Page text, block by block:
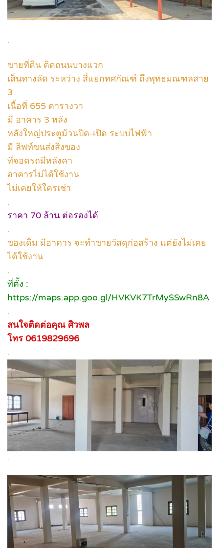
.
ขายที่ดิน ติดถนนบางแวก
เส็นทางลัด ระหว่าง สี่แยกทศกัณฑ์ ถึงพุทธมณฑลสาย
3
เนื้อที่ 655 ตารางวา
มี อาคาร 3 หลัง
หลังใหญ่ประตูม้วนปิด-เปิด ระบบไฟฟ้า
มี ลิฟท์ขนส่งสิ่งของ
ที่จอดรถมีหลังคา
อาคารไม่ได้ใช้งาน
ไม่เคยให้ใครเช่า
.
ราคา 70 ล้าน ต่อรองได้
.
ของเดิม มีอาคาร จะทำขายวัสดุก่อสร้าง แต่ยังไม่เคย
ได้ใช้งาน
.
ที่ตั้ง :
https://maps.app.goo.gl/HVKVK7TrMySSwRn8A
.
สนใจติดต่อคุณ ศิวพล
โทร 0619829696
.
.